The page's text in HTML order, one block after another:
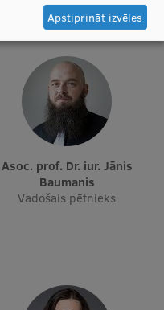
Asoc. prof. Dr. iur. Jānis
Baumanis
Vadošais pētnieks
Apstiprināt izvēles